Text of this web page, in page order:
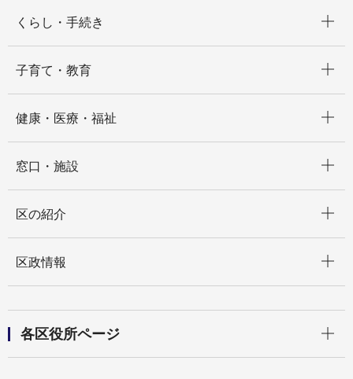
くらし・手続き
子育て・教育
健康・医療・福祉
窓口・施設
区の紹介
区政情報
各区役所ページ